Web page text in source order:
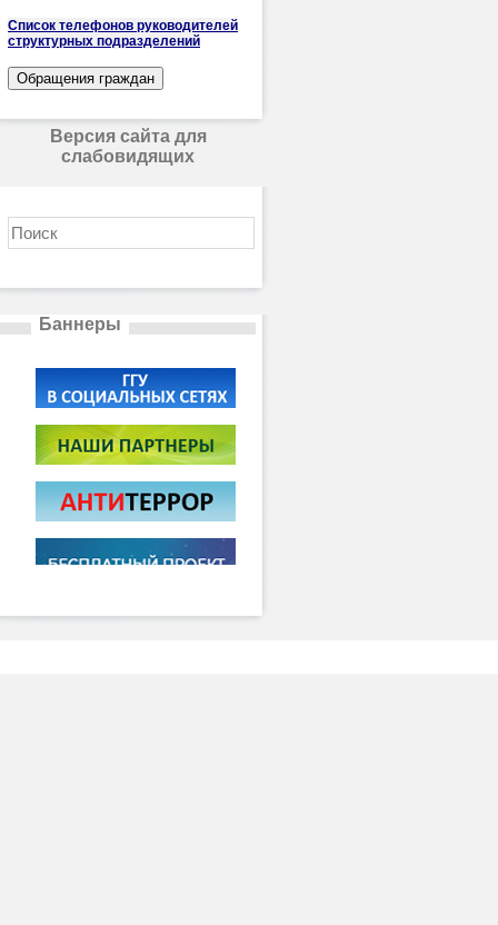
Список телефонов руководителей
структурных подразделений
Версия сайта для
слабовидящих
Баннеры